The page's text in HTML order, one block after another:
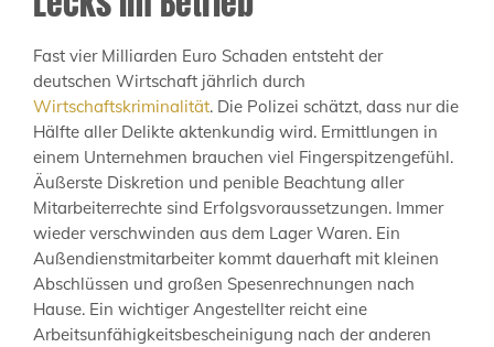
Fast vier Milliarden Euro Schaden entsteht der
deutschen Wirtschaft jährlich durch
Wirtschaftskriminalität. Die Polizei schätzt, dass nur die
Hälfte aller Delikte aktenkundig wird. Ermittlungen in
einem Unternehmen brauchen viel Fingerspitzengefühl.
Äußerste Diskretion und penible Beachtung aller
Mitarbeiterrechte sind Erfolgsvoraussetzungen. Immer
wieder verschwinden aus dem Lager Waren. Ein
Außendienstmitarbeiter kommt dauerhaft mit kleinen
Abschlüssen und großen Spesenrechnungen nach
Hause. Ein wichtiger Angestellter reicht eine
Arbeitsunfähigkeitsbescheinigung nach der anderen